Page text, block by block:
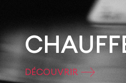
DÉCOUVRIR